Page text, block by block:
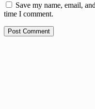
Save my name, email,
time I comment.